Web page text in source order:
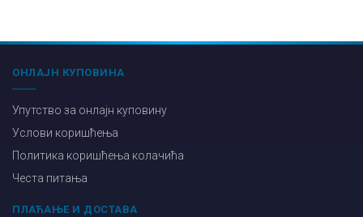
ОНЛАЈН КУПОВИНА
Упутство за онлајн куповину
Услови коришћења
Политика коришћења колачића
Честа питања
ПЛАЋАЊЕ И ДОСТАВА